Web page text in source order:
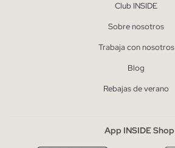
Club INSIDE
Sobre nosotros
Trabaja con nosotros
Blog
Rebajas de verano
App INSIDE Shop